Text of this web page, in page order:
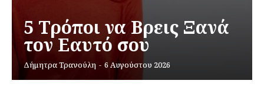
Εγγραφείτε τώρα!
5 Τρόποι να Βρεις Ξανά
τον Εαυτό σου
Δήμητρα Τρανούλη - 6 Αυγούστου 2026